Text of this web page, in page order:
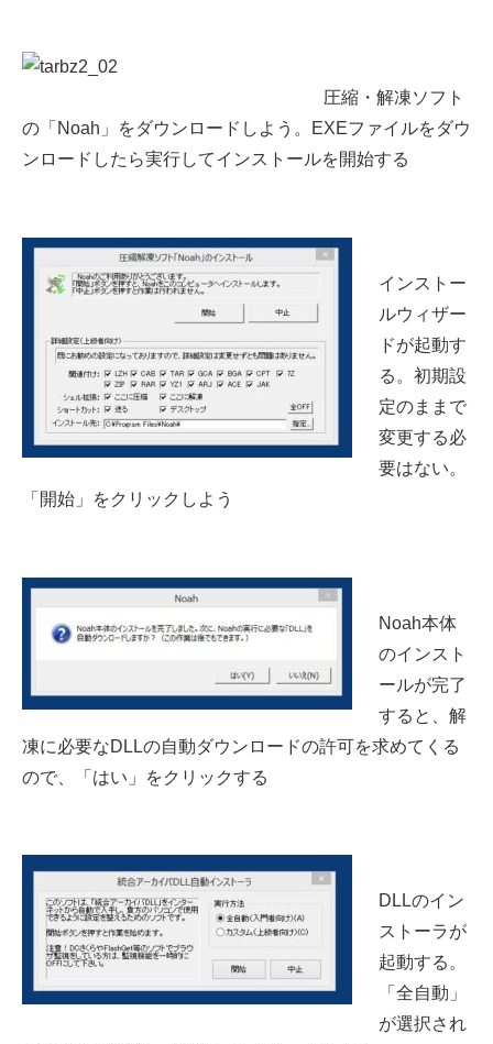
圧縮・解凍ソフト
の「Noah」をダウンロードしよう。EXEファイルをダウ
ンロードしたら実行してインストールを開始する
インストー
ルウィザー
ドが起動す
る。初期設
定のままで
変更する必
要はない。
「開始」をクリックしよう
Noah本体
のインスト
ールが完了
すると、解
凍に必要なDLLの自動ダウンロードの許可を求めてくる
ので、「はい」をクリックする
DLLのイン
ストーラが
起動する。
「全自動」
が選択され